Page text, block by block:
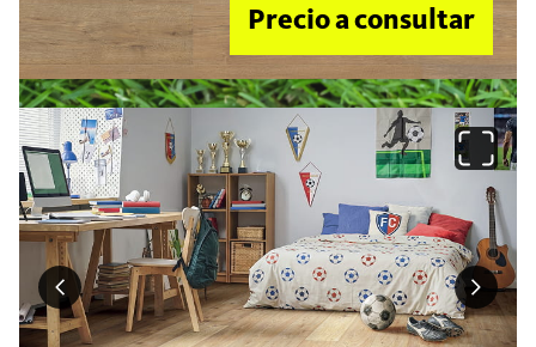
Precio a consultar